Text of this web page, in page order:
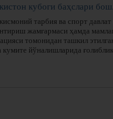
кубоги баҳслари
тарбия ва спорт давлат
жамғармаси ҳамда
томонидан ташкил
кумите йўналишларида